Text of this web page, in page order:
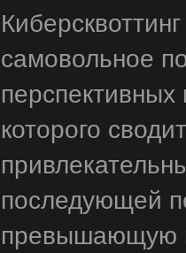
самовольное
перспективных
которого
последующей
превышающую